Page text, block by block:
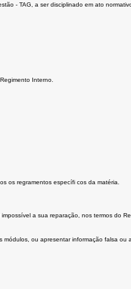
- TAG, a ser disciplinado em ato
Interno.
os regramentos específi cos da matéria.
a sua reparação, nos termos do
módulos, ou apresentar informação falsa ou